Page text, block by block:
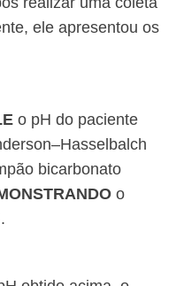
ele apresentou os
o pH do paciente
bicarbonato
o